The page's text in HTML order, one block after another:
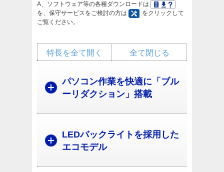
A、ソフトウェア等の各種ダウンロードは
を、保守サービスをご検討の方は
をクリックして
ご覧ください。
全て閉じる
特長を全て開く
パソコン作業を快適に「ブル
ーリダクション」搭載
LEDバックライトを採用した
エコモデル